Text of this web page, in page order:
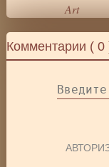
Комментарии (0
Art